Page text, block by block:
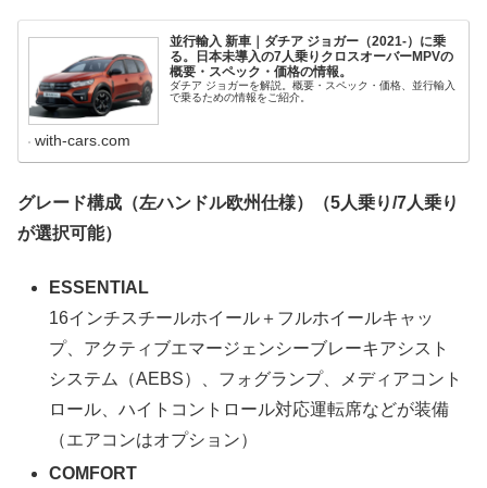
並行輸入 新車｜ダチア ジョガー（2021-）に乗
る。日本未導入の7人乗りクロスオーバーMPVの
概要・スペック・価格の情報。
ダチア ジョガーを解説。概要・スペック・価格、並行輸入
で乗るための情報をご紹介。
with-cars.com
グレード構成（左ハンドル欧州仕様）（5人乗り/7人乗り
が選択可能）
ESSENTIAL
16インチスチールホイール＋フルホイールキャッ
プ、アクティブエマージェンシーブレーキアシスト
システム（AEBS）、フォグランプ、メディアコント
ロール、ハイトコントロール対応運転席などが装備
（エアコンはオプション）
COMFORT